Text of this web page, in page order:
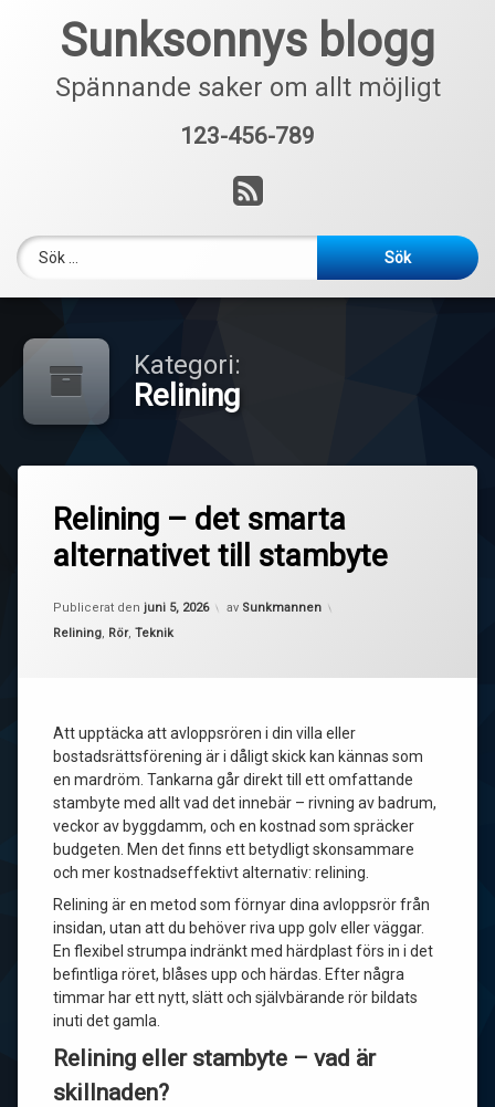
Sunksonnys blogg
Spännande saker om allt möjligt
123-456-789
RSS
Kategori:
Relining
Relining – det smarta
alternativet till stambyte
Publicerat den juni 5, 2026
Uppdaterad den
av Sunkmannen
Kategorier:
Relining, Rör, Teknik
Att upptäcka att avloppsrören i din villa eller
bostadsrättsförening är i dåligt skick kan kännas som
en mardröm. Tankarna går direkt till ett omfattande
stambyte med allt vad det innebär – rivning av badrum,
veckor av byggdamm, och en kostnad som spräcker
budgeten. Men det finns ett betydligt skonsammare
och mer kostnadseffektivt alternativ: relining.
Relining är en metod som förnyar dina avloppsrör från
insidan, utan att du behöver riva upp golv eller väggar.
En flexibel strumpa indränkt med härdplast förs in i det
befintliga röret, blåses upp och härdas. Efter några
timmar har ett nytt, slätt och självbärande rör bildats
inuti det gamla.
Relining eller stambyte – vad är
skillnaden?